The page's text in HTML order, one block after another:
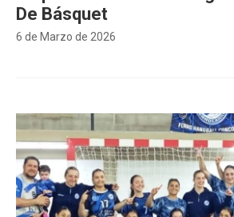
6 de Marzo de 2026
De Básquet